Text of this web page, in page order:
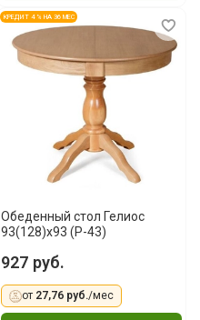
КРЕДИТ 4 % НА 36 МЕС
Обеденный стол Гелиос
93(128)x93 (Р-43)
927 руб.
от 27,76 руб./мес